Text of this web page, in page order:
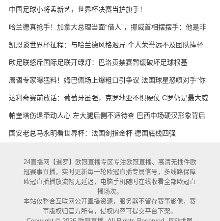
天的战术板
中国足球小将孟新艺，世界杯决赛当护旗手！
哈兰德真抢手！加拿大总理当面“借人”，挪威首相摆摆手：他是非
卖品
凯恩谈世界杯征程：与哈兰德风格迥异 个人荣誉远不及团队捧杯
欧足联怒斥国际足联开绿灯：巴洛贡禁赛暂缓破坏足球根基
唇语专家曝猛料！姆巴佩场上爆粗口引争议 法国球星怒喷对手"你
妈的X"
达利奇赛前放话：葡萄牙虽强，克罗地亚不惧硬仗 C罗仍是最大威
胁
帕奎塔伤退牵动人心 左大腿后侧不适待查 巴西中场硬汉形象背后
藏隐忧
国安老总马永明看世界杯：法国剑指金杯 德国底线四强
24直播网【暹罗】欧冠直播专区专注欧冠直播、高清无插件欧
冠赛事直播，实时更新每一轮欧冠直播专属信号，多线路保障
欧冠直播播放流畅无延迟，电脑手机随时在线收看全部欧冠直
播场次。
本站仅整合互联网公开直播资源，服务器不留存赛事影像，赛
事版权归官方所有，侵权内容可提交平台下架。